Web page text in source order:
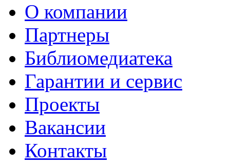
О компании
Партнеры
Библиомедиатека
Гарантии и сервис
Проекты
Вакансии
Контакты